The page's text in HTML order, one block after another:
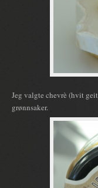
Jeg valgte chevrè (hvit
grønnsaker.